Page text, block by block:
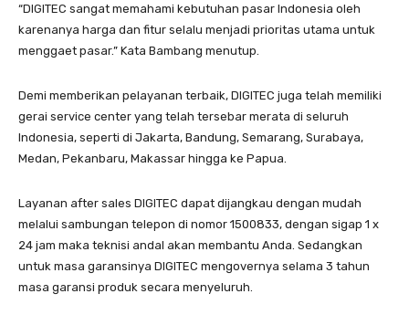
“DIGITEC sangat memahami kebutuhan pasar Indonesia oleh
karenanya harga dan fitur selalu menjadi prioritas utama untuk
menggaet pasar.” Kata Bambang menutup.
Demi memberikan pelayanan terbaik, DIGITEC juga telah memiliki
gerai service center yang telah tersebar merata di seluruh
Indonesia, seperti di Jakarta, Bandung, Semarang, Surabaya,
Medan, Pekanbaru, Makassar hingga ke Papua.
Layanan after sales DIGITEC dapat dijangkau dengan mudah
melalui sambungan telepon di nomor 1500833, dengan sigap 1 x
24 jam maka teknisi andal akan membantu Anda. Sedangkan
untuk masa garansinya DIGITEC mengovernya selama 3 tahun
masa garansi produk secara menyeluruh.